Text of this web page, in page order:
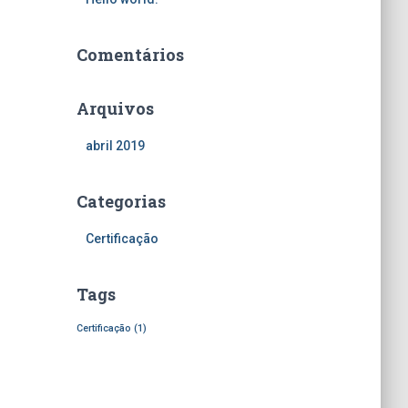
p
:
Comentários
Arquivos
abril 2019
Categorias
Certificação
Tags
Certificação (1)